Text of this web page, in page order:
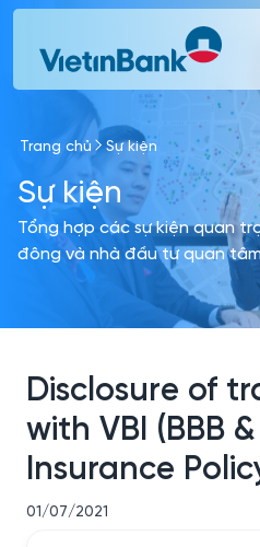
Skip to Main Content
Trang chủ Sự kiện
Sự kiện
Tổng hợp các sự kiện quan
đông và nhà đầu tư quan tâm
Disclosure of
with VBI (BBB
Insurance
01/07/2021